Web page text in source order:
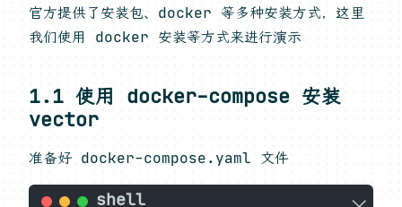
官方提供了安装包、docker 等多种安装方式，这里
我们使用 docker 安装等方式来进行演示
1.1 使用 docker-compose 安装
vector
准备好 docker-compose.yaml 文件